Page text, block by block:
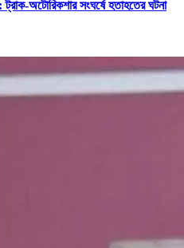
অটোরিকশার সংঘর্ষে হতাহতের ঘটনা